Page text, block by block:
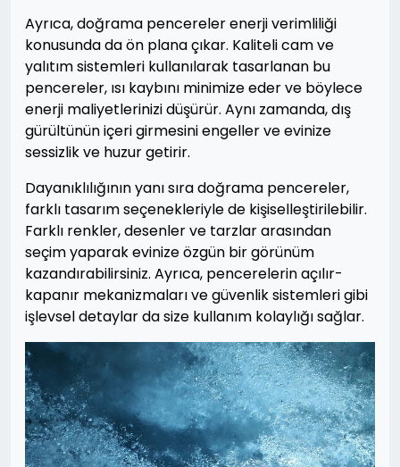
Ayrıca, doğrama pencereler enerji verimliliği
konusunda da ön plana çıkar. Kaliteli cam ve
yalıtım sistemleri kullanılarak tasarlanan bu
pencereler, ısı kaybını minimize eder ve böylece
enerji maliyetlerinizi düşürür. Aynı zamanda, dış
gürültünün içeri girmesini engeller ve evinize
sessizlik ve huzur getirir.
Dayanıklılığının yanı sıra doğrama pencereler,
farklı tasarım seçenekleriyle de kişiselleştirilebilir.
Farklı renkler, desenler ve tarzlar arasından
seçim yaparak evinize özgün bir görünüm
kazandırabilirsiniz. Ayrıca, pencerelerin açılır-
kapanır mekanizmaları ve güvenlik sistemleri gibi
işlevsel detaylar da size kullanım kolaylığı sağlar.